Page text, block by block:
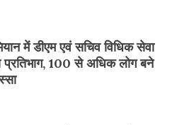
में डीएम एवं सचिव विधिक सेवा
प्रतिभाग, 100 से अधिक लोग बने